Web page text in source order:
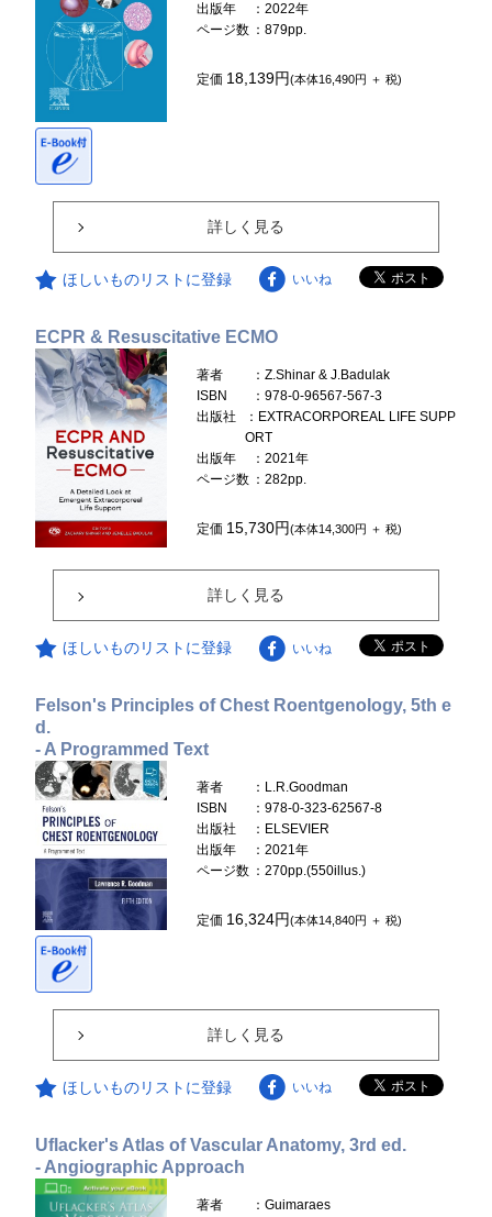
出版年
：2022年
ページ数 ：879pp.
定価 18,139円(本体16,490円 ＋ 税)
詳しく見る
ほしいものリストに登録 いいね
ECPR & Resuscitative ECMO
著者
：Z.Shinar & J.Badulak
ISBN
：978-0-96567-567-3
出版社
：EXTRACORPOREAL LIFE SUPP
ORT
出版年
：2021年
ページ数 ：282pp.
定価 15,730円(本体14,300円 ＋ 税)
詳しく見る
ほしいものリストに登録 いいね
Felson's Principles of Chest Roentgenology, 5th e
d.
- A Programmed Text
著者
：L.R.Goodman
ISBN
：978-0-323-62567-8
出版社
：ELSEVIER
出版年
：2021年
ページ数 ：270pp.(550illus.)
定価 16,324円(本体14,840円 ＋ 税)
詳しく見る
ほしいものリストに登録 いいね
Uflacker's Atlas of Vascular Anatomy, 3rd ed.
- Angiographic Approach
著者
：Guimaraes